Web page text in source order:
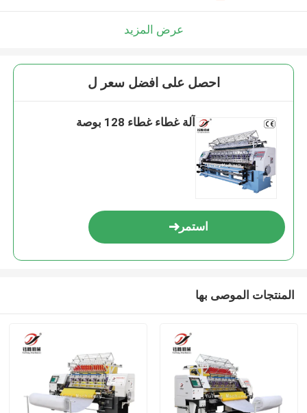
عرض المزيد
احصل على افضل سعر ل
آلة غطاء غطاء 128 بوصة
استمر
المنتجات الموصى بها